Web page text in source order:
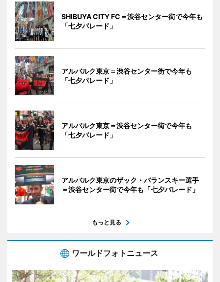
SHIBUYA CITY FC＝渋谷センター街で今年も
「七夕パレード」
アルバルク東京＝渋谷センター街で今年も
「七夕パレード」
アルバルク東京＝渋谷センター街で今年も
「七夕パレード」
アルバルク東京のザック・バランスキー選手
＝渋谷センター街で今年も「七夕パレード」
もっと見る
ワールドフォトニュース